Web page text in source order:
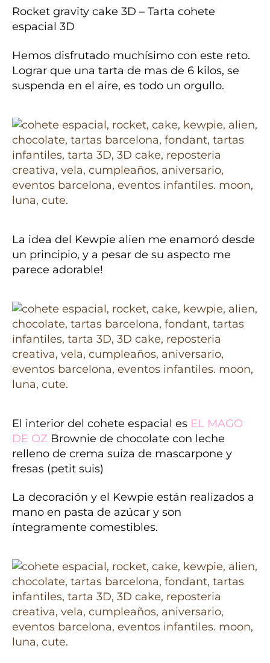
Rocket gravity cake 3D – Tarta cohete
espacial 3D
Hemos disfrutado muchísimo con este reto.
Lograr que una tarta de mas de 6 kilos, se
suspenda en el aire, es todo un orgullo.
La idea del Kewpie alien me enamoró desde
un principio, y a pesar de su aspecto me
parece adorable!
El interior del cohete espacial es EL MAGO
DE OZ Brownie de chocolate con leche
relleno de crema suiza de mascarpone y
fresas (petit suis)
La decoración y el Kewpie están realizados a
mano en pasta de azúcar y son
íntegramente comestibles.